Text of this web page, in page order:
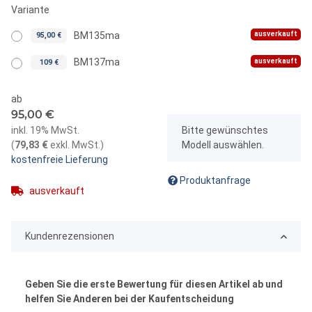
Variante
95,00 € BM135ma ausverkauft
109 € BM137ma ausverkauft
ab
95,00 €
inkl. 19% MwSt.
(79,83 €exkl. MwSt.)
kostenfreie Lieferung
ausverkauft
xBitte gewünschtes
Modell auswählen.
Produktanfrage
Kundenrezensionen
Geben Sie die erste Bewertung für diesen Artikel ab und
helfen Sie Anderen bei der Kaufentscheidung